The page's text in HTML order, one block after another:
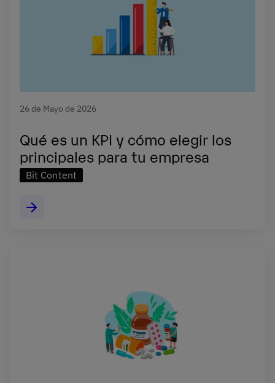
26 de Mayo de 2026
Qué es un KPI y cómo elegir los
principales para tu empresa
Bit Content